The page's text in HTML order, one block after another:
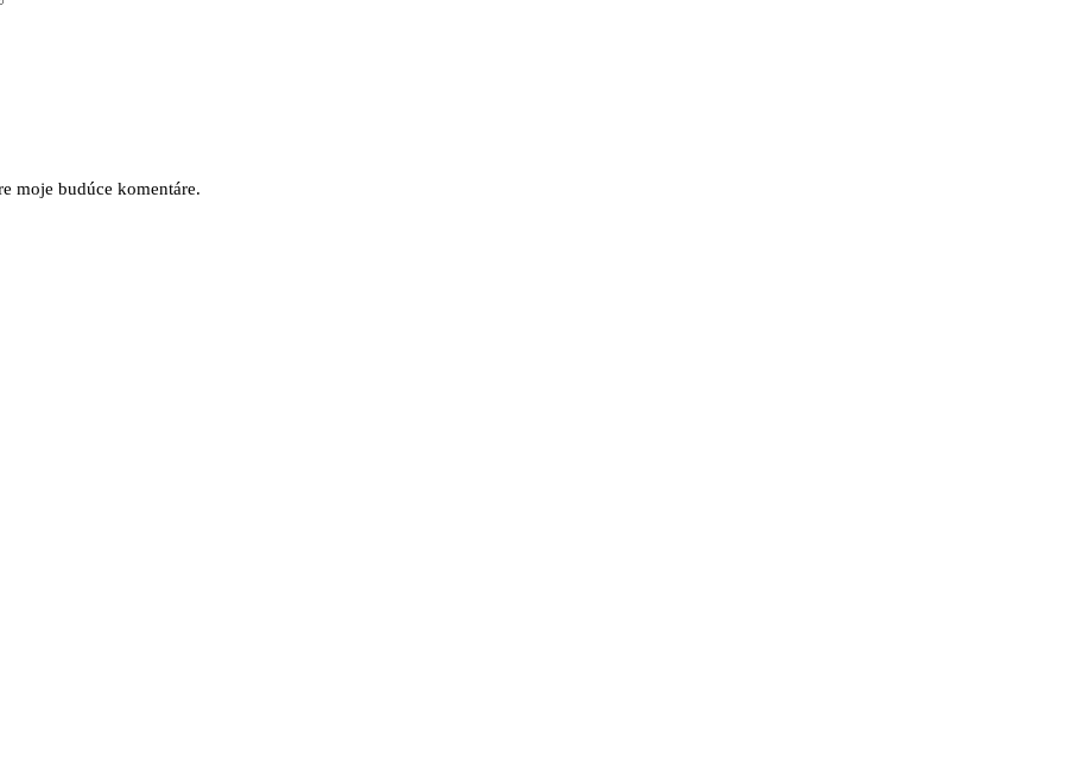
moje budúce komentáre.